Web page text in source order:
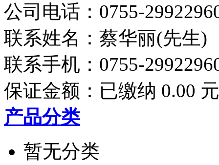
公司电话： 0755-
联系姓名：蔡华丽(先生)
联系手机： 0755-
保证金额： 已缴纳 0.00 元
产品分类
暂无分类